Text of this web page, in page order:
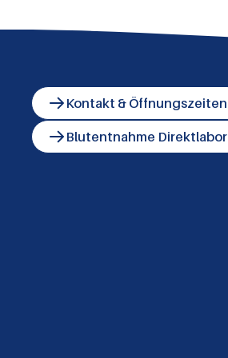
Kontakt & Öffnungszeiten
Blutentnahme Direktlabor